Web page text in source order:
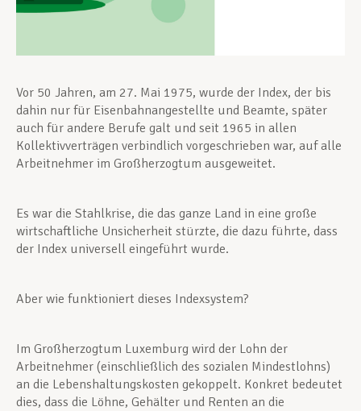
Vor 50 Jahren, am 27. Mai 1975, wurde der Index, der bis
dahin nur für Eisenbahnangestellte und Beamte, später
auch für andere Berufe galt und seit 1965 in allen
Kollektivverträgen verbindlich vorgeschrieben war, auf alle
Arbeitnehmer im Großherzogtum ausgeweitet.
Es war die Stahlkrise, die das ganze Land in eine große
wirtschaftliche Unsicherheit stürzte, die dazu führte, dass
der Index universell eingeführt wurde.
Aber wie funktioniert dieses Indexsystem?
Im Großherzogtum Luxemburg wird der Lohn der
Arbeitnehmer (einschließlich des sozialen Mindestlohns)
an die Lebenshaltungskosten gekoppelt. Konkret bedeutet
dies, dass die Löhne, Gehälter und Renten an die